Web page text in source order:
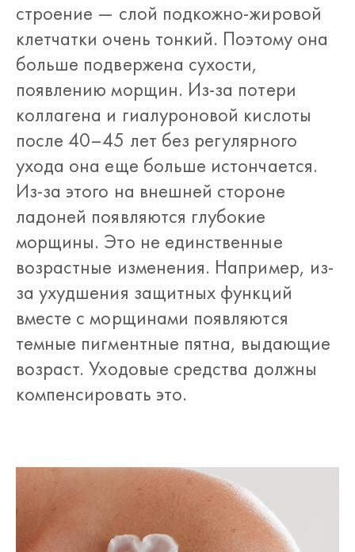
строение — слой подкожно-жировой
клетчатки очень тонкий. Поэтому она
больше подвержена сухости,
появлению морщин. Из-за потери
коллагена и гиалуроновой кислоты
после 40–45 лет без регулярного
ухода она еще больше истончается.
Из-за этого на внешней стороне
ладоней появляются глубокие
морщины. Это не единственные
возрастные изменения. Например, из-
за ухудшения защитных функций
вместе с морщинами появляются
темные пигментные пятна, выдающие
возраст. Уходовые средства должны
компенсировать это.